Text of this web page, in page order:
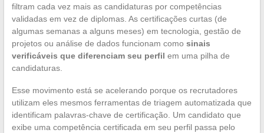
filtram cada vez mais as candidaturas por competências
validadas em vez de diplomas. As certificações curtas (de
algumas semanas a alguns meses) em tecnologia, gestão de
projetos ou análise de dados funcionam como sinais
verificáveis que diferenciam seu perfil em uma pilha de
candidaturas.
Esse movimento está se acelerando porque os recrutadores
utilizam eles mesmos ferramentas de triagem automatizada que
identificam palavras-chave de certificação. Um candidato que
exibe uma competência certificada em seu perfil passa pelo